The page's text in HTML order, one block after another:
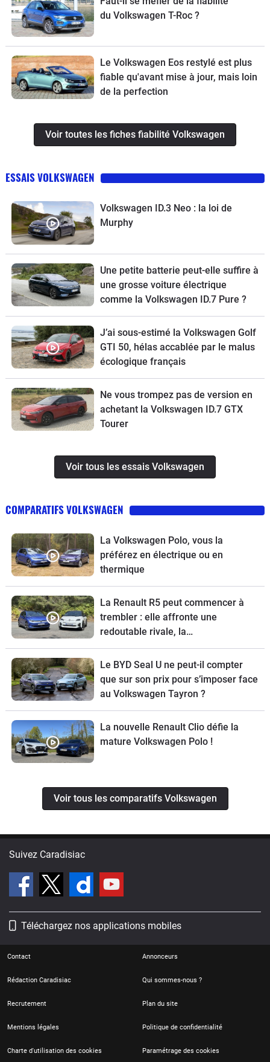
du Volkswagen T-Roc ?
Le Volkswagen Eos restylé est plus
fiable qu'avant mise à jour, mais loin
de la perfection
Voir toutes les fiches fiabilité Volkswagen
ESSAIS VOLKSWAGEN
Volkswagen ID.3 Neo : la loi de
Murphy
Une petite batterie peut-elle suffire à
une grosse voiture électrique
comme la Volkswagen ID.7 Pure ?
J’ai sous-estimé la Volkswagen Golf
GTI 50, hélas accablée par le malus
écologique français
Ne vous trompez pas de version en
achetant la Volkswagen ID.7 GTX
Tourer
Voir tous les essais Volkswagen
COMPARATIFS VOLKSWAGEN
La Volkswagen Polo, vous la
préférez en électrique ou en
thermique
La Renault R5 peut commencer à
trembler : elle affronte une
redoutable rivale, la
Volkswagen ID.Polo
Le BYD Seal U ne peut-il compter
que sur son prix pour s’imposer face
au Volkswagen Tayron ?
La nouvelle Renault Clio défie la
mature Volkswagen Polo !
Voir tous les comparatifs Volkswagen
Suivez Caradisiac
Téléchargez nos applications mobiles
Contact Annonceurs
Rédaction Caradisiac Qui sommes-nous ?
Recrutement Plan du site
Mentions légales Politique de confidentialité
Charte d'utilisation des cookies Paramétrage des cookies